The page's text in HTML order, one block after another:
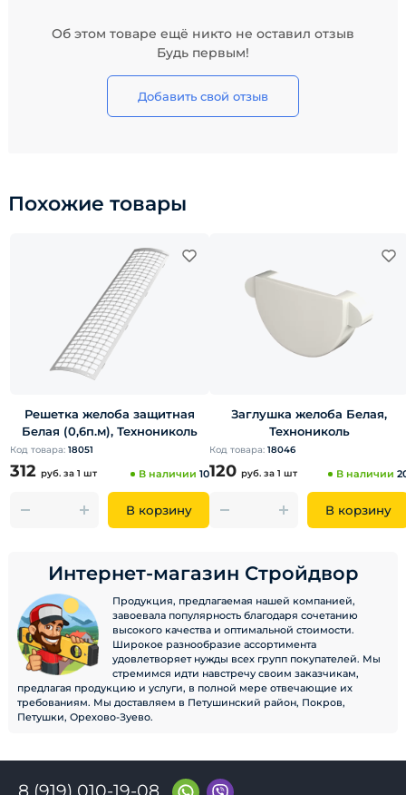
Об этом товаре ещё никто не оставил отзыв
Будь первым!
Добавить свой отзыв
Похожие товары
Решетка желоба защитная
Белая (0,6п.м), Технониколь
Код товара: 18051
312 руб. за 1 шт В наличии 10
В корзину
Заглушка желоба Белая,
Технониколь
Код товара: 18046
120 руб. за 1 шт В наличии
В корзину
Интернет-магазин Стройдвор
Продукция, предлагаемая нашей компанией,
завоевала популярность благодаря сочетанию
высокого качества и оптимальной стоимости.
Широкое разнообразие ассортимента
удовлетворяет нужды всех групп покупателей. Мы
стремимся идти навстречу своим заказчикам,
предлагая продукцию и услуги, в полной мере отвечающие их
требованиям. Мы доставляем в Петушинский район, Покров,
Петушки, Орехово-Зуево.